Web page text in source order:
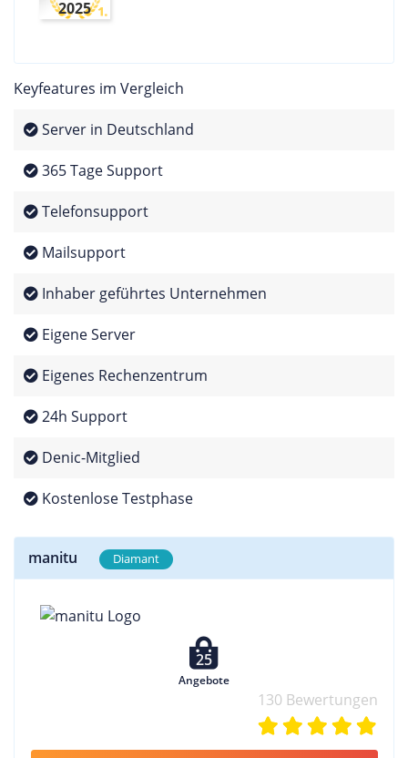
2025
Keyfeatures im Vergleich
Server in Deutschland
365 Tage Support
Telefonsupport
Mailsupport
Inhaber geführtes Unternehmen
Eigene Server
Eigenes Rechenzentrum
24h Support
Denic-Mitglied
Kostenlose Testphase
manitu Diamant
25
Angebote
130 Bewertungen